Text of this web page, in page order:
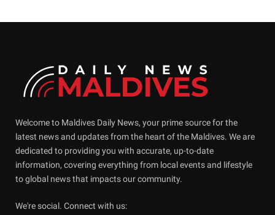
Welcome to Maldives Daily News, your prime source for the
latest news and updates from the heart of the Maldives. We are
dedicated to providing you with accurate, up-to-date
information, covering everything from local events and lifestyle
to global news that impacts our community.
We're social. Connect with us: